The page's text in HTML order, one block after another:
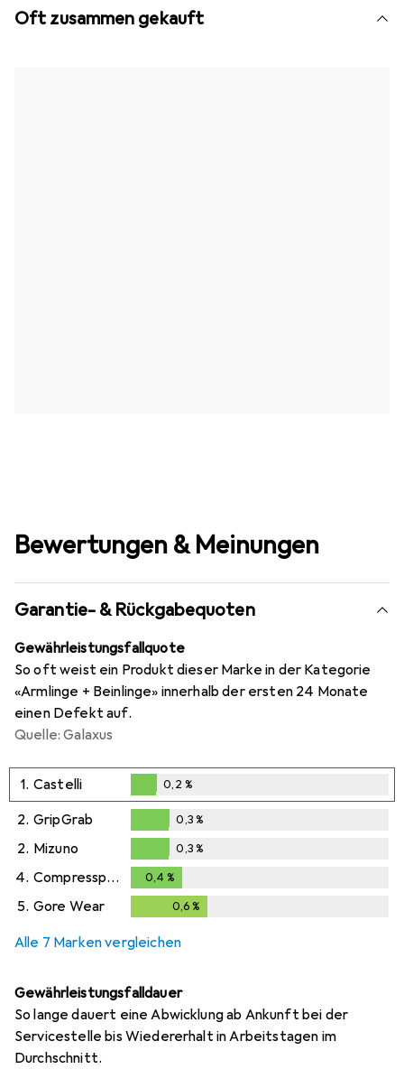
Oft zusammen gekauft
Bewertungen & Meinungen
Garantie- & Rückgabequoten
Gewährleistungsfallquote
So oft weist ein Produkt dieser Marke in der Kategorie
«Armlinge + Beinlinge» innerhalb der ersten 24 Monate
einen Defekt auf.
Quelle: Galaxus
1. Castelli
0,2%
0,2 %
2. GripGrab
0,3%
0,3%
2. Mizuno
0,3%
0,3%
4. Compressport 0,4 %
5. Gore Wear 0,6 %
Alle 7 Marken vergleichen
Gewährleistungsfalldauer
So lange dauert eine Abwicklung ab Ankunft bei der
Servicestelle bis Wiedererhalt in Arbeitstagen im
Durchschnitt.